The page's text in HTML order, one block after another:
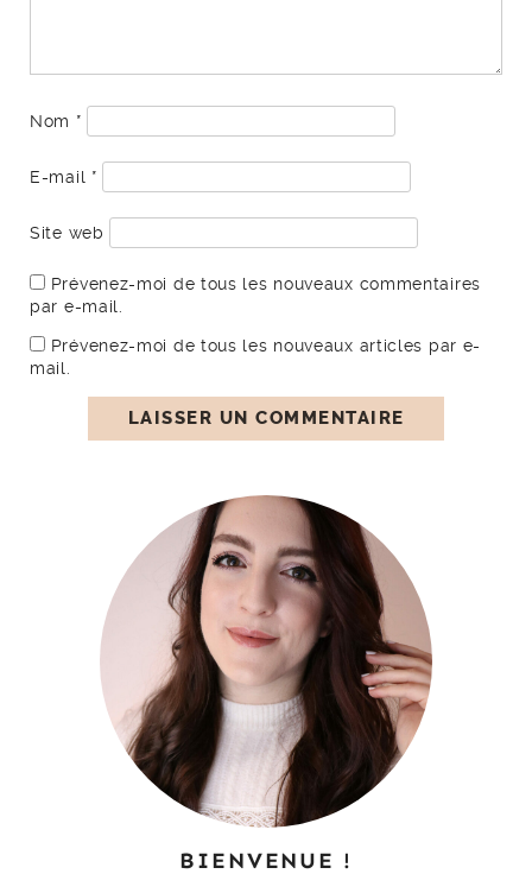
Nom *
E-mail *
Site web
Prévenez-moi de tous les nouveaux commentaires
par e-mail.
Prévenez-moi de tous les nouveaux articles par e-
mail.
BIENVENUE !